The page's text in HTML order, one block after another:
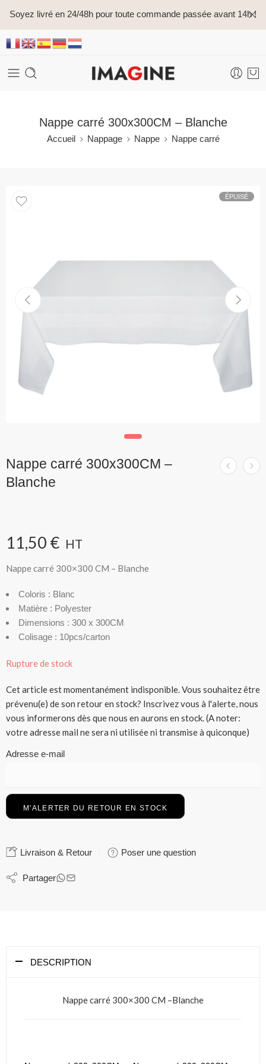
Soyez livré en 24/48h pour toute commande passée avant 14h !
Nappe carré 300x300CM – Blanche
Accueil Nappage Nappe Nappe carré
ÉPUISÉ
Nappe carré 300x300CM –
Blanche
11,50 € HT
Nappe carré 300×300 CM – Blanche
Coloris : Blanc
Matière : Polyester
Dimensions : 300 x 300CM
Colisage : 10pcs/carton
Rupture de stock
Cet article est momentanément indisponible. Vous souhaitez être
prévenu(e) de son retour en stock? Inscrivez vous à l'alerte, nous
vous informerons dès que nous en aurons en stock. (A noter:
votre adresse mail ne sera ni utilisée ni transmise à quiconque)
Adresse e-mail
Livraison & Retour Poser une question
Partager
DESCRIPTION
Nappe carré 300×300 CM –Blanche